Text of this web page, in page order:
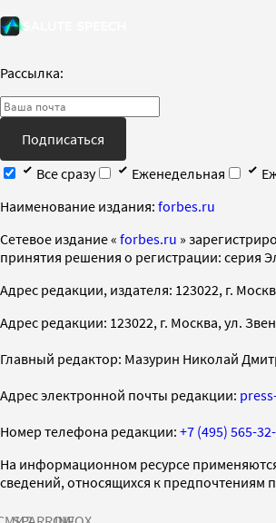
Рассылка:
Подписаться
Все сразу
Еженедельная
Наименование издания: forbes.ru
Cетевое издание « forbes.ru »
принятия решения о регистрации: серия
Адрес редакции, издателя: 123022, г.
Адрес редакции: 123022, г. Москва, ул.
Главный редактор: Мазурин Николай
Адрес электронной почты редакции:
Номер телефона редакции: +7 (495) 565-
На информационном ресурсе
сведений, относящихся к предпочтениям